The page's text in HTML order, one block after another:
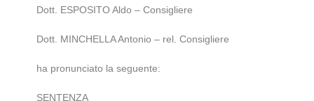
Dott. ESPOSITO Aldo – Consigliere
Dott. MINCHELLA Antonio – rel. Consigliere
ha pronunciato la seguente:
SENTENZA